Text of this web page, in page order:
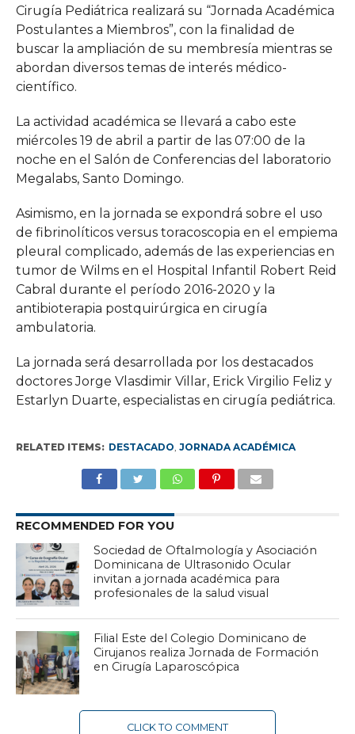
Cirugía Pediátrica realizará su “Jornada Académica
Postulantes a Miembros”, con la finalidad de
buscar la ampliación de su membresía mientras se
abordan diversos temas de interés médico-
científico.
La actividad académica se llevará a cabo este
miércoles 19 de abril a partir de las 07:00 de la
noche en el Salón de Conferencias del laboratorio
Megalabs, Santo Domingo.
Asimismo, en la jornada se expondrá sobre el uso
de fibrinolíticos versus toracoscopia en el empiema
pleural complicado, además de las experiencias en
tumor de Wilms en el Hospital Infantil Robert Reid
Cabral durante el período 2016-2020 y la
antibioterapia postquirúrgica en cirugía
ambulatoria.
La jornada será desarrollada por los destacados
doctores Jorge Vlasdimir Villar, Erick Virgilio Feliz y
Estarlyn Duarte, especialistas en cirugía pediátrica.
RELATED ITEMS: DESTACADO, JORNADA ACADÉMICA
RECOMMENDED FOR YOU
Sociedad de Oftalmología y Asociación
Dominicana de Ultrasonido Ocular
invitan a jornada académica para
profesionales de la salud visual
Filial Este del Colegio Dominicano de
Cirujanos realiza Jornada de Formación
en Cirugía Laparoscópica
CLICK TO COMMENT